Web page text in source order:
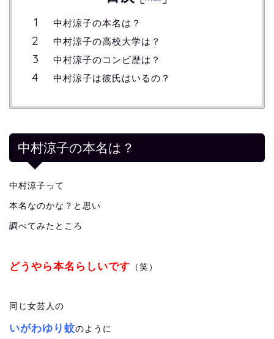
中村涼子の本名は？
中村涼子の高校大学は？
中村涼子のコンビ歴は？
中村涼子は彼氏はいるの？
中村涼子の本名は？
中村涼子って
本名なのかな？と思い
調べてみたところ
どうやら本名らしいです （笑）
同じ女芸人の
いがわゆり蚊のように